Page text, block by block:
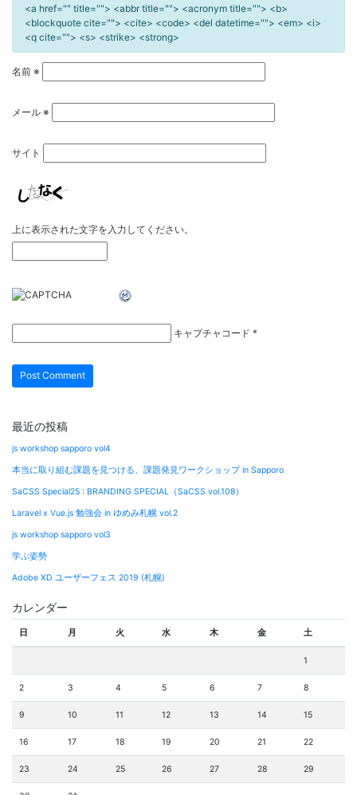
<a href="" title=""> <abbr title=""> <acronym title=""> <b>
<blockquote cite=""> <cite> <code> <del datetime=""> <em> <i>
<q cite=""> <s> <strike> <strong>
名前 ※
メール ※
サイト
上に表示された文字を入力してください。
キャプチャコード *
最近の投稿
js workshop sapporo vol4
本当に取り組む課題を見つける、課題発見ワークショップ in Sapporo
SaCSS Special25 : BRANDING SPECIAL（SaCSS vol.108）
Laravel x Vue.js 勉強会 in ゆめみ札幌 vol.2
js workshop sapporo vol3
学ぶ姿勢
Adobe XD ユーザーフェス 2019 (札幌)
カレンダー
日 月 火 水 木 金 土
1
2 3 4 5 6 7 8
9 10 11 12 13 14 15
16 17 18 19 20 21 22
23 24 25 26 27 28 29